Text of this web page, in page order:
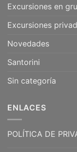
Excursiones en
Excursiones
Novedades
Santorini
Sin categoría
ENLACES
POLÍTICA DE